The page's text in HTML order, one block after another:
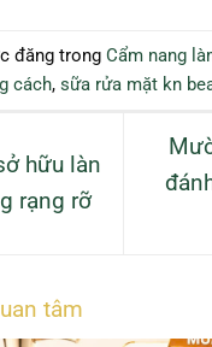
đăng trong Cẩm nang
cách, sữa rửa mặt kn
hữu làn
rạng rỡ
tâm